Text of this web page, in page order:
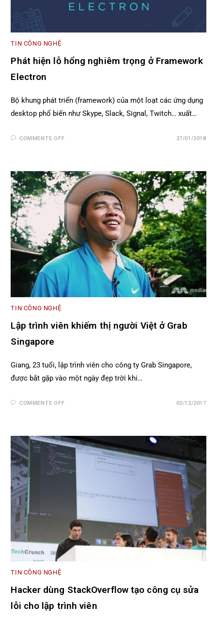
TIN CÔNG NGHỆ
Phát hiện lỗ hổng nghiêm trọng ở Framework
Electron
Bộ khung phát triển (framework) của một loạt các ứng dụng
desktop phổ biến như Skype, Slack, Signal, Twitch… xuất…
COMMENTS OFF 27/01/2018
TIN CÔNG NGHỆ
Lập trình viên khiếm thị người Việt ở Grab
Singapore
Giang, 23 tuổi, lập trình viên cho công ty Grab Singapore,
được bắt gặp vào một ngày đẹp trời khi…
COMMENTS OFF 02/12/2017
TIN CÔNG NGHỆ
Hacker dùng StackOverflow tạo công cụ sửa
lỗi cho lập trình viên